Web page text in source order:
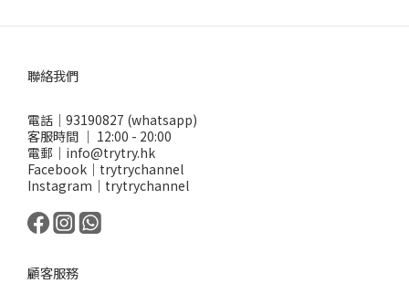
聯絡我們
電話｜93190827 (whatsapp)
客服時間 ｜ 12:00 - 20:00
電郵｜info@trytry.hk
Facebook｜trytrychannel
Instagram｜trytrychannel
顧客服務